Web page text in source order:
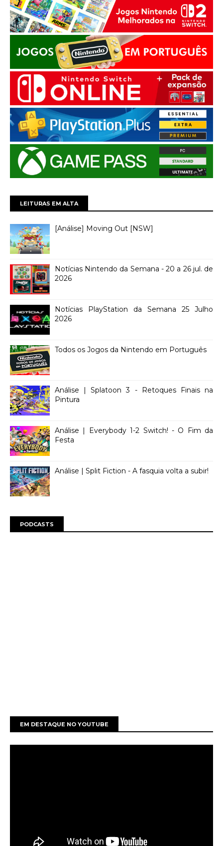
LEITURAS EM ALTA
[Análise] Moving Out [NSW]
Notícias Nintendo da Semana - 20 a 26 jul. de
2026
Notícias PlayStation da Semana 25 Julho
2026
Todos os Jogos da Nintendo em Português
Análise | Splatoon 3 - Retoques Finais na
Pintura
Análise | Everybody 1-2 Switch! - O Fim da
Festa
Análise | Split Fiction - A fasquia volta a subir!
PODCASTS
EM DESTAQUE NO YOUTUBE